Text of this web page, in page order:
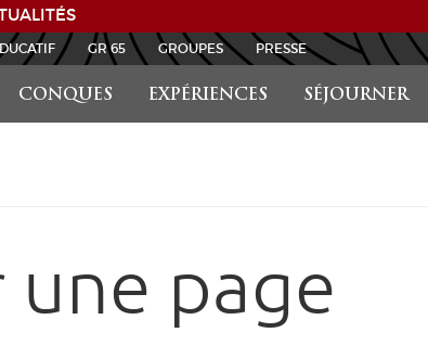
CONQUES EXPÉRIENCES SÉJOURNER
GR 65 GROUPES PRESSE
page